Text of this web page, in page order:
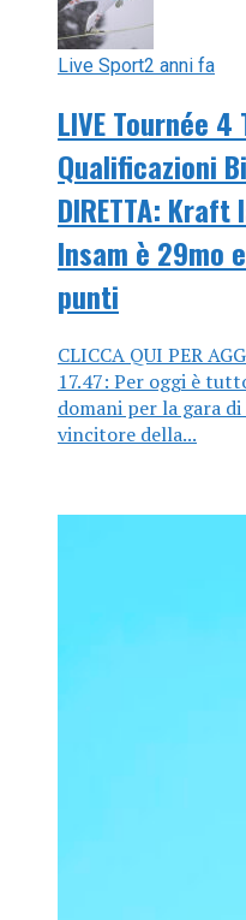
Live Sport2 anni fa
LIVE Tournée
Qualificazioni
DIRETTA:
Insam è 29mo
punti
CLICCA QUI PER
17.47: Per oggi è
domani per la gara
vincitore della...